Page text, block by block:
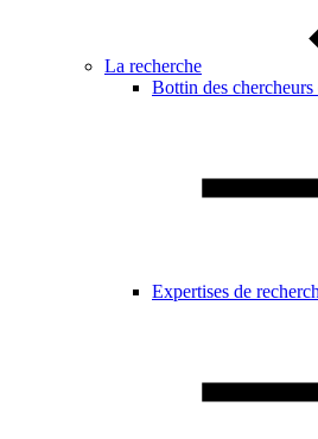
La recherche
Bottin des chercheurs
Expertises de